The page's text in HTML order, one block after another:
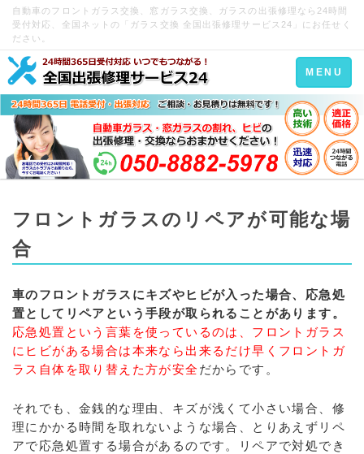
自動車のフロントガラス交換、窓ガラス交換、ガラスの出張修理なら24時間
受付対応、全国ネットの「ガラス交換 全国出張修理サービス24」にお任せく
ださい。
Toggle
navigation
MENU
フロントガラスのリペアが可能な場
合
車のフロントガラスにキズやヒビが入った場合、応急処
置としてリペアという手段が取られることがあります。
応急処置という言葉を使っているのは、フロントガラス
にヒビがある場合は本来なら出来るだけ早くフロントガ
ラス自体を取り替えた方が安全 だからです。
それでも、金銭的な理由、キズが浅くて小さい場合、修
理にかかる時間を取れないような場合、とりあえずリペ
アで応急処置する場合があるのです。リペアで対処でき